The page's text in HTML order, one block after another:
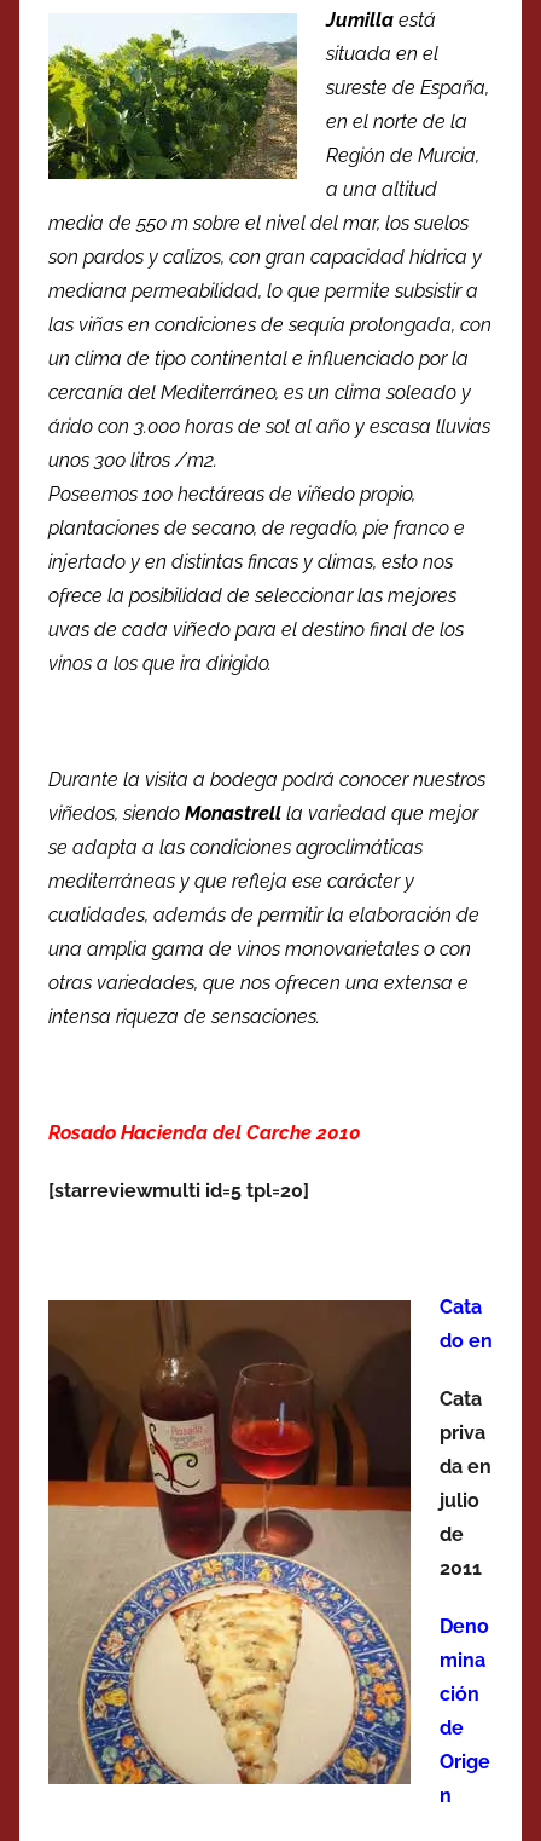
Jumilla está
situada en el
sureste de España,
en el norte de la
Región de Murcia,
a una altitud
media de 550 m sobre el nivel del mar, los suelos
son pardos y calizos, con gran capacidad hídrica y
mediana permeabilidad, lo que permite subsistir a
las viñas en condiciones de sequía prolongada, con
un clima de tipo continental e influenciado por la
cercanía del Mediterráneo, es un clima soleado y
árido con 3.000 horas de sol al año y escasa lluvias
unos 300 litros /m2.
Poseemos 100 hectáreas de viñedo propio,
plantaciones de secano, de regadío, pie franco e
injertado y en distintas fincas y climas, esto nos
ofrece la posibilidad de seleccionar las mejores
uvas de cada viñedo para el destino final de los
vinos a los que ira dirigido.
Durante la visita a bodega podrá conocer nuestros
viñedos, siendo Monastrell la variedad que mejor
se adapta a las condiciones agroclimáticas
mediterráneas y que refleja ese carácter y
cualidades, además de permitir la elaboración de
una amplia gama de vinos monovarietales o con
otras variedades, que nos ofrecen una extensa e
intensa riqueza de sensaciones.
Rosado Hacienda del Carche 2010
[starreviewmulti id=5 tpl=20]
Cata
do en
Cata
priva
da en
julio
de
2011
Deno
mina
ción
de
Orige
n